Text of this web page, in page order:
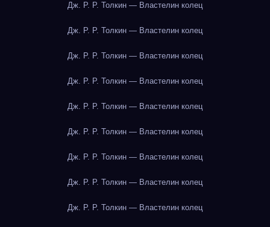
Дж. Р. Р. Толкин — Властелин колец
Дж. Р. Р. Толкин — Властелин колец
Дж. Р. Р. Толкин — Властелин колец
Дж. Р. Р. Толкин — Властелин колец
Дж. Р. Р. Толкин — Властелин колец
Дж. Р. Р. Толкин — Властелин колец
Дж. Р. Р. Толкин — Властелин колец
Дж. Р. Р. Толкин — Властелин колец
Дж. Р. Р. Толкин — Властелин колец